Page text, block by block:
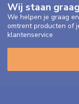
Wij staan
We helpen je graag
omtrent producten of
klantenservice